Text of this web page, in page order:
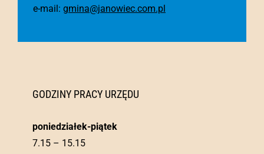
e-mail: gmina@janowiec.com.pl
GODZINY PRACY URZĘDU
poniedziałek-piątek
7.15 – 15.15